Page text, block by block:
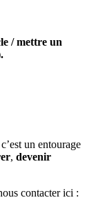
/ mettre un
c’est un entourage
, devenir
contacter ici :